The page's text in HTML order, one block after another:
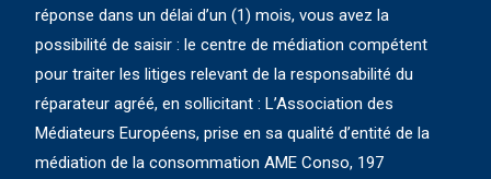
réponse dans un délai d’un (1) mois, vous avez la
possibilité de saisir : le centre de médiation compétent
pour traiter les litiges relevant de la responsabilité du
réparateur agréé, en sollicitant : L’Association des
Médiateurs Européens, prise en sa qualité d’entité de la
médiation de la consommation AME Conso, 197